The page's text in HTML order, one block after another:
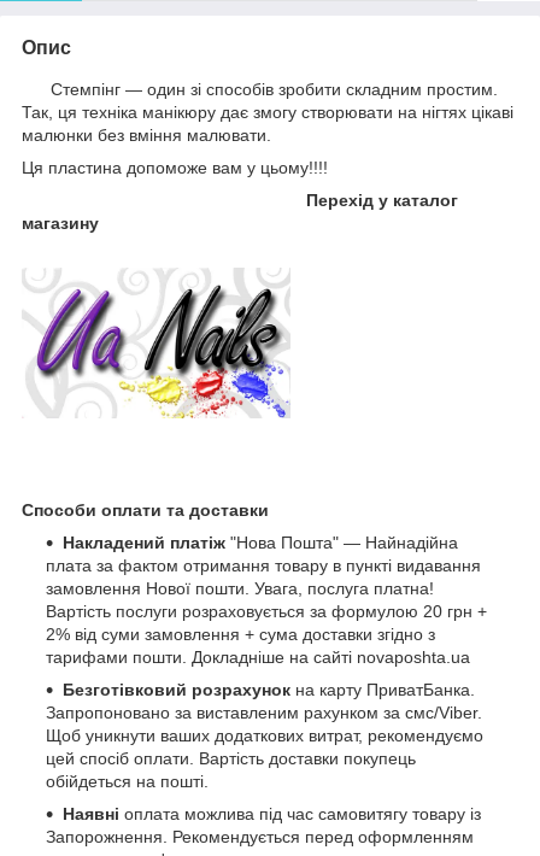
Опис
Стемпінг — один зі способів зробити складним простим.
Так, ця техніка манікюру дає змогу створювати на нігтях цікаві
малюнки без вміння малювати.
Ця пластина допоможе вам у цьому!!!!
Перехід у каталог
магазину
Способи оплати та доставки
Накладений платіж "Нова Пошта" — Найнадійна
плата за фактом отримання товару в пункті видавання
замовлення Нової пошти. Увага, послуга платна!
Вартість послуги розраховується за формулою 20 грн +
2% від суми замовлення + сума доставки згідно з
тарифами пошти. Докладніше на сайті novaposhta.ua
Безготівковий розрахунок на карту ПриватБанка.
Запропоновано за виставленим рахунком за смс/Viber.
Щоб уникнути ваших додаткових витрат, рекомендуємо
цей спосіб оплати. Вартість доставки покупець
обійдеться на пошті.
Наявні оплата можлива під час самовитягу товару із
Запорожнення. Рекомендується перед оформленням